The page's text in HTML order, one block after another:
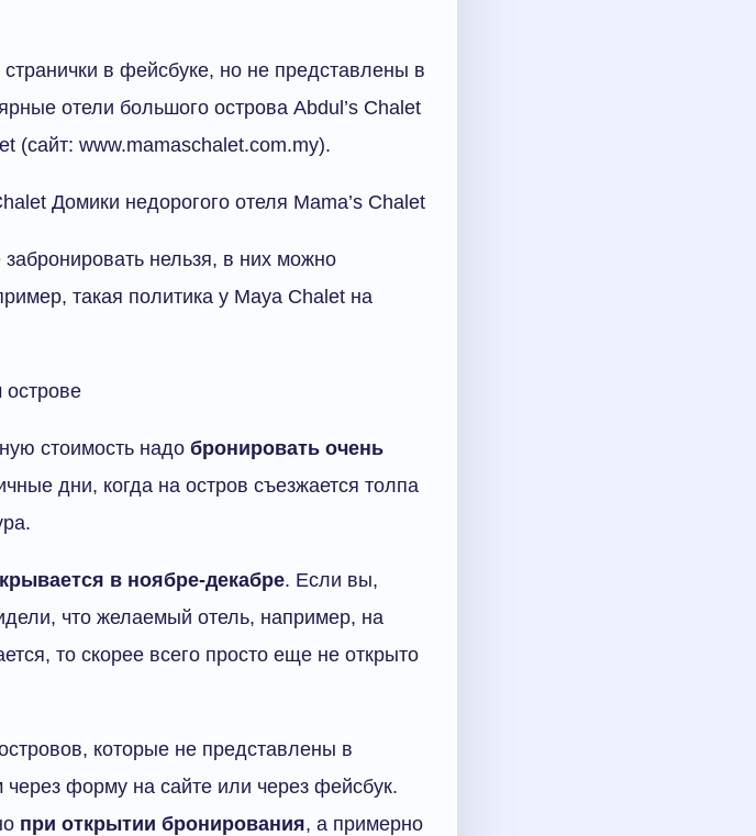
в фейсбуке, но не представлены в
отели большого острова Abdul’s Chalet
(сайт: www.mamaschalet.com.my).
Домики недорогого отеля Mama’s Chalet
нельзя, в них можно
такая политика у Maya Chalet на
стоимость надо бронировать очень
дни, когда на остров съезжается толпа
в ноябре-декабре. Если вы,
что желаемый отель, например, на
то скорее всего просто еще не открыто
которые не представлены в
форму на сайте или через фейсбук.
при открытии бронирования, а примерно